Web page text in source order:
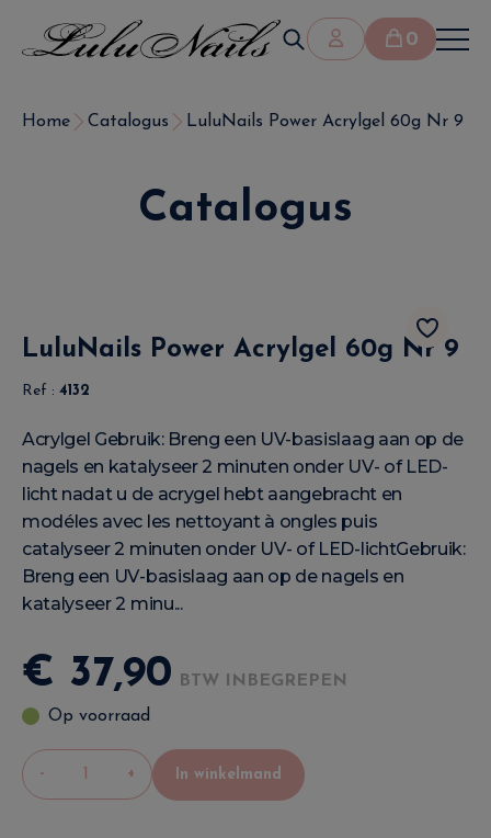
0
Home Catalogus LuluNails Power Acrylgel 60g Nr 9
Catalogus
LuluNails Power Acrylgel 60g Nr 9
Ref : 4132
Acrylgel Gebruik: Breng een UV-basislaag aan op de
nagels en katalyseer 2 minuten onder UV- of LED-
licht nadat u de acrygel hebt aangebracht en
modéles avec les nettoyant à ongles puis
catalyseer 2 minuten onder UV- of LED-lichtGebruik:
Breng een UV-basislaag aan op de nagels en
katalyseer 2 minu...
€ 37,90
BTW INBEGREPEN
Op voorraad
- + In winkelmand